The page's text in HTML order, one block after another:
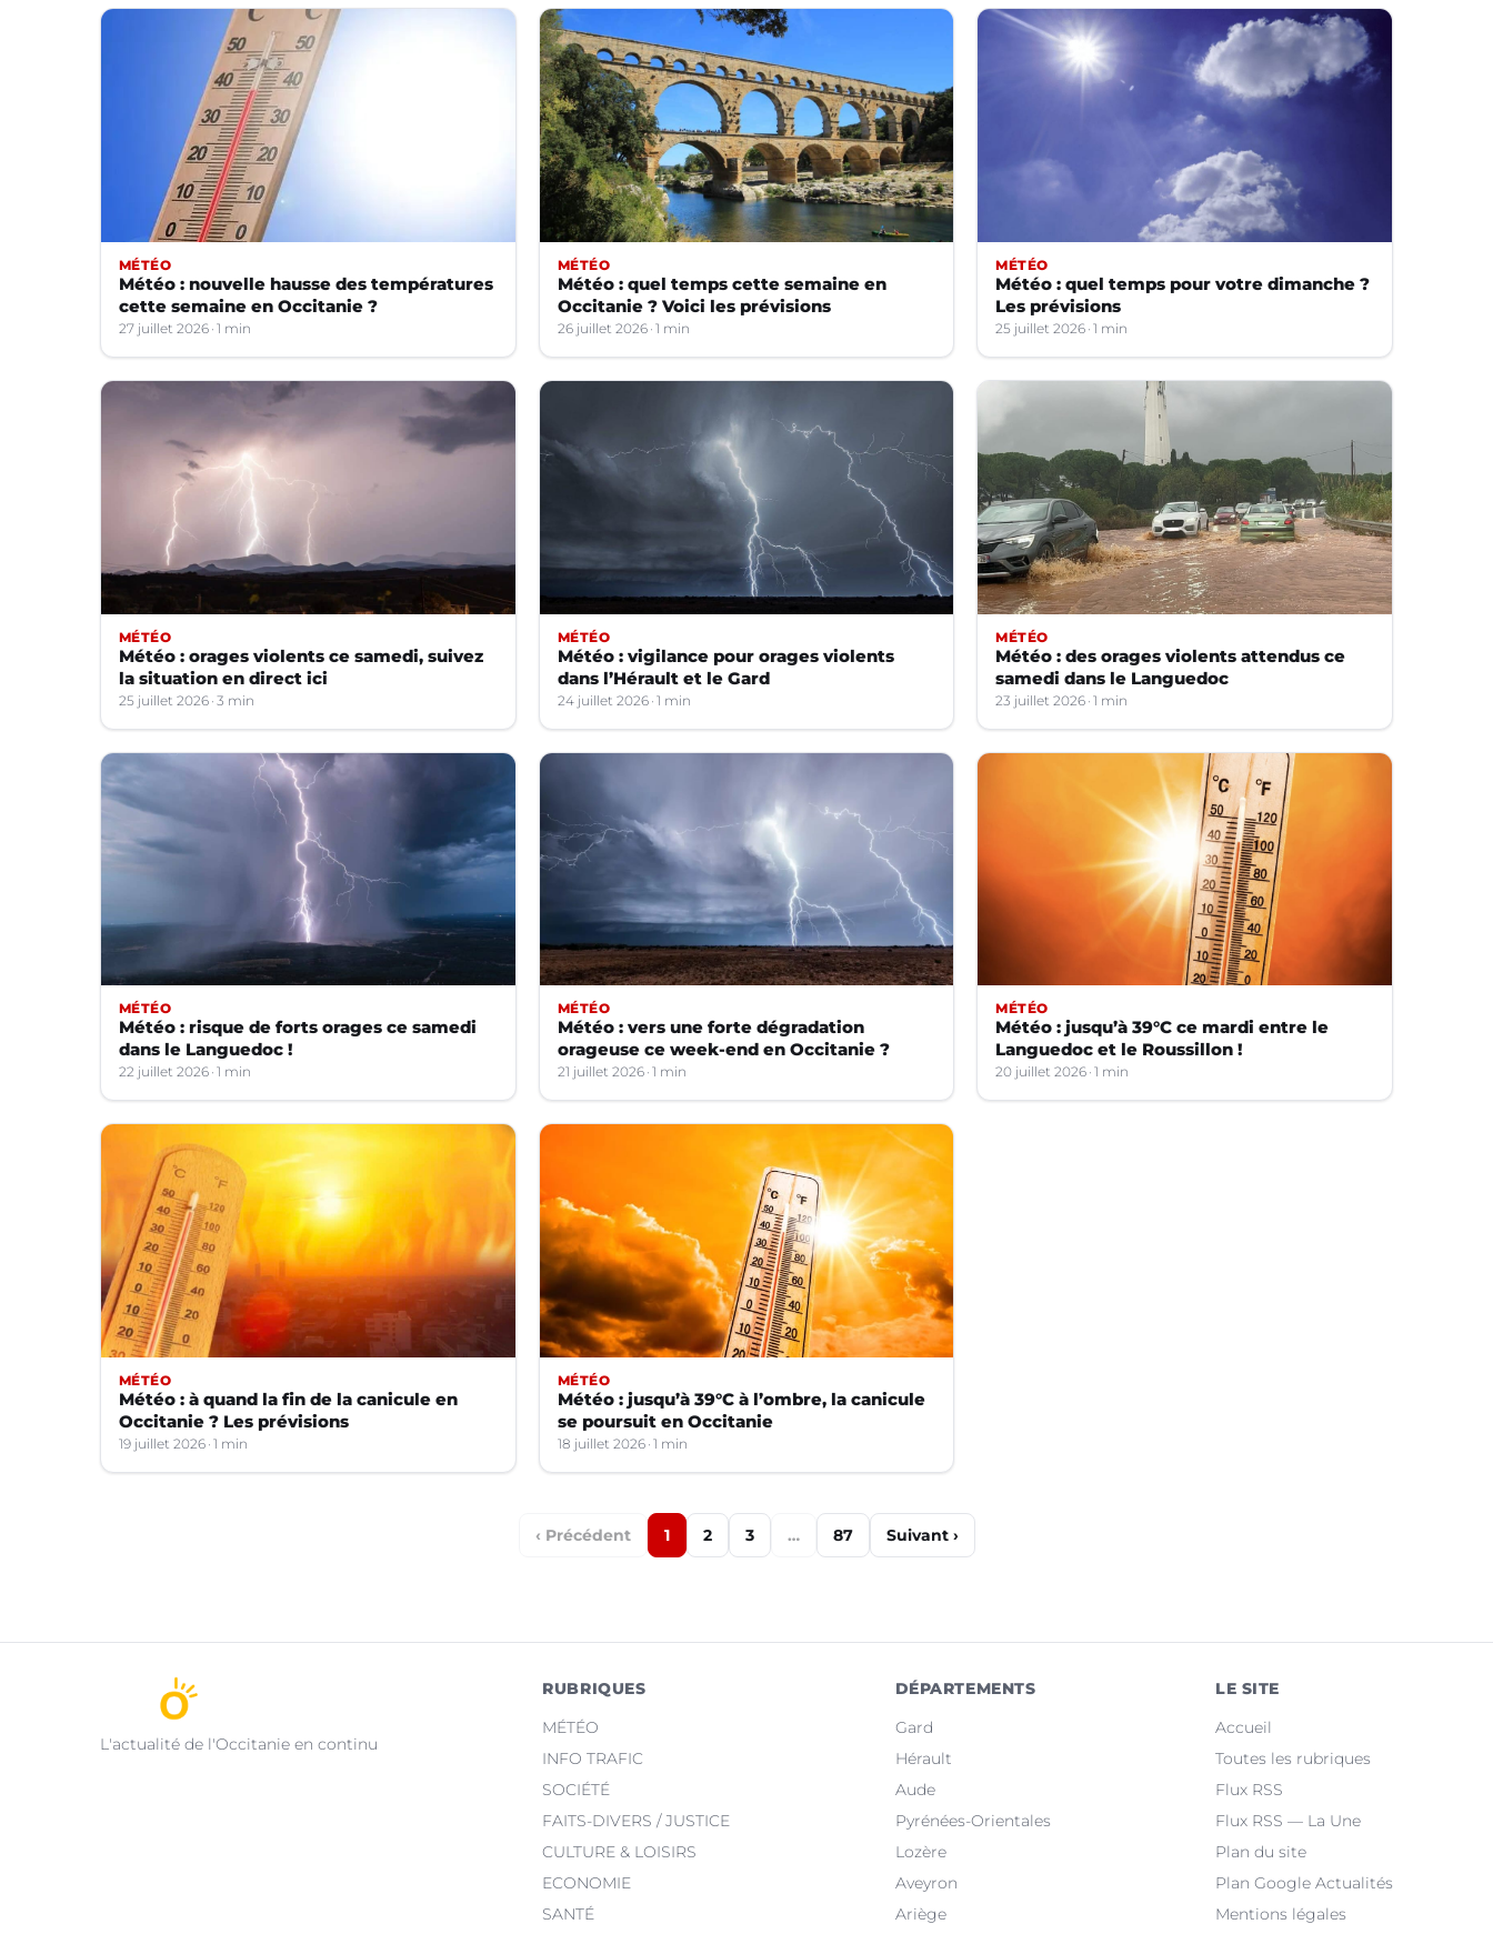
MÉTÉO
Météo : nouvelle hausse des températures
cette semaine en Occitanie ?
27 juillet 2026 1 min
MÉTÉO
Météo : quel temps cette semaine en
Occitanie ? Voici les prévisions
26 juillet 2026 1 min
MÉTÉO
Météo : quel temps pour votre dimanche ?
Les prévisions
25 juillet 2026 1 min
MÉTÉO
Météo : orages violents ce samedi, suivez
la situation en direct ici
25 juillet 2026 3 min
MÉTÉO
Météo : vigilance pour orages violents
dans l’Hérault et le Gard
24 juillet 2026 1 min
MÉTÉO
Météo : des orages violents attendus ce
samedi dans le Languedoc
23 juillet 2026 1 min
MÉTÉO
Météo : risque de forts orages ce samedi
dans le Languedoc !
22 juillet 2026 1 min
MÉTÉO
Météo : vers une forte dégradation
orageuse ce week-end en Occitanie ?
21 juillet 2026 1 min
MÉTÉO
Météo : jusqu’à 39°C ce mardi entre le
Languedoc et le Roussillon !
20 juillet 2026 1 min
MÉTÉO
Météo : à quand la fin de la canicule en
Occitanie ? Les prévisions
19 juillet 2026 1 min
MÉTÉO
Météo : jusqu’à 39°C à l’ombre, la canicule
se poursuit en Occitanie
18 juillet 2026 1 min
‹ Précédent 1 2 3 … 87 Suivant ›
L'actualité de l'Occitanie en continu
RUBRIQUES
MÉTÉO
INFO TRAFIC
SOCIÉTÉ
FAITS-DIVERS / JUSTICE
CULTURE & LOISIRS
ECONOMIE
SANTÉ
DÉPARTEMENTS
Gard
Hérault
Aude
Pyrénées-Orientales
Lozère
Aveyron
Ariège
LE SITE
Accueil
Toutes les rubriques
Flux RSS
Flux RSS — La Une
Plan du site
Plan Google Actualités
Mentions légales